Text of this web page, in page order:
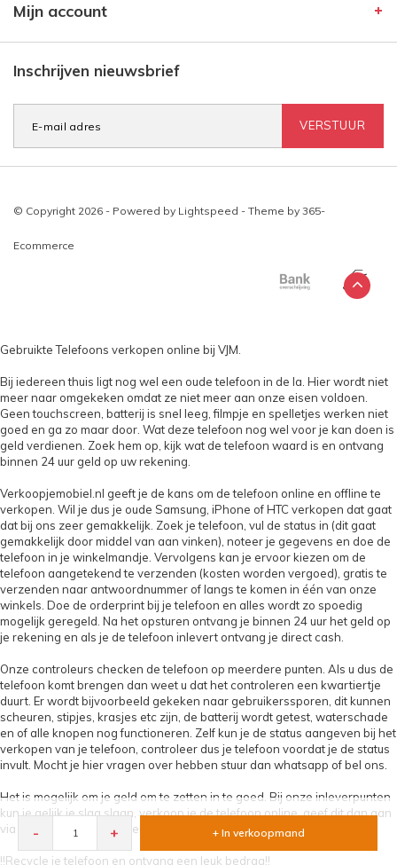
- + + In verkoopmand
Mijn account
Inschrijven nieuwsbrief
VERSTUUR
© Copyright 2026 - Powered by Lightspeed - Theme by 365-
Ecommerce
Gebruikte Telefoons verkopen online bij VJM.
Bij iedereen thuis ligt nog wel een oude telefoon in de la. Hier wordt niet
meer naar omgekeken omdat ze niet meer aan onze eisen voldoen.
Geen touchscreen, batterij is snel leeg, filmpje en spelletjes werken niet
goed en ga zo maar door. Wat deze telefoon nog wel voor je kan doen is
geld verdienen. Zoek hem op, kijk wat de telefoon waard is en ontvang
binnen 24 uur geld op uw rekening.
Verkoopjemobiel.nl geeft je de kans om de telefoon online en offline te
verkopen. Wil je dus je oude Samsung, iPhone of HTC verkopen dat gaat
dat bij ons zeer gemakkelijk. Zoek je telefoon, vul de status in (dit gaat
gemakkelijk door middel van aan vinken), noteer je gegevens en doe de
telefoon in je winkelmandje. Vervolgens kan je ervoor kiezen om de
telefoon aangetekend te verzenden (kosten worden vergoed), gratis te
verzenden naar antwoordnummer of langs te komen in één van onze
winkels. Doe de orderprint bij je telefoon en alles wordt zo spoedig
mogelijk geregeld. Na het opsturen ontvang je binnen 24 uur het geld op
je rekening en als je de telefoon inlevert ontvang je direct cash.
Onze controleurs checken de telefoon op meerdere punten. Als u dus de
telefoon komt brengen dan weet u dat het controleren een kwartiertje
duurt. Er wordt bijvoorbeeld gekeken naar gebruikerssporen, dit kunnen
scheuren, stipjes, krasjes etc zijn, de batterij wordt getest, waterschade
en of alle knopen nog functioneren. Zelf kun je de status aangeven bij het
verkopen van je telefoon, controleer dus je telefoon voordat je de status
invult. Mocht je hier vragen over hebben stuur dan whatsapp of bel ons.
Het is mogelijk om je geld om te zetten in te goed. Bij onze inleverpunten
kun je gelijk je slag slaan, verkoop je de telefoon online, geef dit dan aan
via een email en wij maken een leuke deal voor jou!
!!Recycle je telefoon en ontvang een leuk bedrag!!